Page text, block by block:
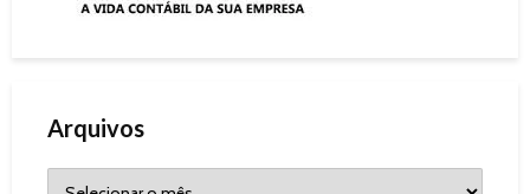
Arquivos